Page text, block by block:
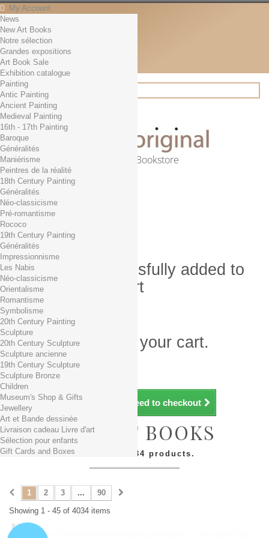
My Account
Contact
English
English
Français
News
Search
Online Art Bookstore
Cart (empty)
No products
Free shipping!
0,00 € Total
Check out
Product successfully added to
your shopping cart
Quantity
Total
There is 1 item in your cart.
Total products (tax incl.)
Total shipping TTC
Total (tax incl.)
Continue shopping Proceed to checkout
News
New Art Books
Notre sélection
Grandes expositions
Art Book Sale
Exhibition catalogue
Painting
Antic Painting
Ancient Painting
Medieval Painting
16th - 17th Painting
Baroque
Généralités
Maniérisme
Peintres de la réalité
18th Century Painting
Généralités
Néo-classicisme
Pré-romantisme
Rococo
19th Century Painting
Généralités
Impressionnisme
Les Nabis
Néo-classicisme
Orientalisme
Romantisme
Symbolisme
20th Century Painting
Sculpture
20th Century Sculpture
Sculpture ancienne
19th Century Sculpture
Sculpture Bronze
Children
Museum's Shop & Gifts
Jewellery
Art et Bande dessinée
Livraison cadeau Livre d'art
Sélection pour enfants
Gift Cards and Boxes
NEW ART BOOKS
There are 4034 products.
1 2 3 ...
90
Showing 1 - 45 of 4034 items